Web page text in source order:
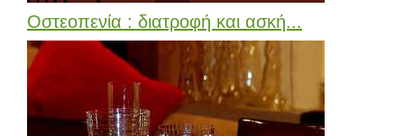
Οστεοπενία : διατροφή και ασκή...